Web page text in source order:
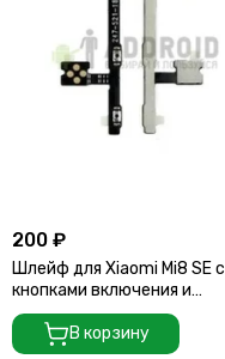
200 ₽
Шлейф для Xiaomi Mi8 SE с
кнопками включения и
регулировки громкости
В корзину